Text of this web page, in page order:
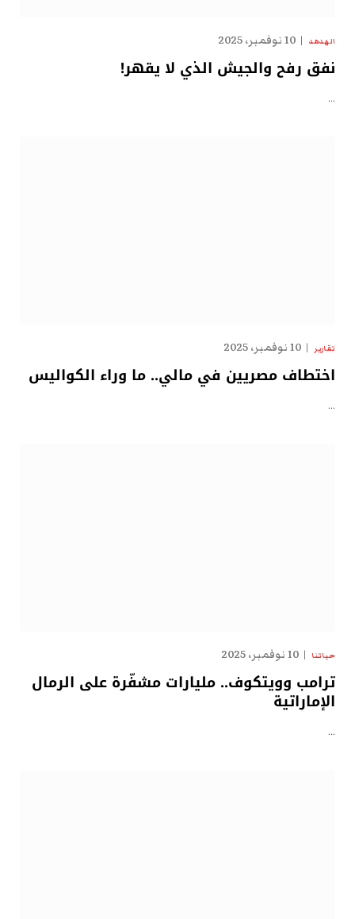
الهدهد 10 نوفمبر، 2025
نفق رفح والجيش الذي لا يقهر!
…
تقارير 10 نوفمبر، 2025
اختطاف مصريين في مالي.. ما وراء الكواليس
…
حياتنا 10 نوفمبر، 2025
ترامب وويتكوف.. مليارات مشفّرة على الرمال
الإماراتية
…